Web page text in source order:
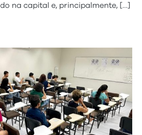
na capital e, principalmente, […]